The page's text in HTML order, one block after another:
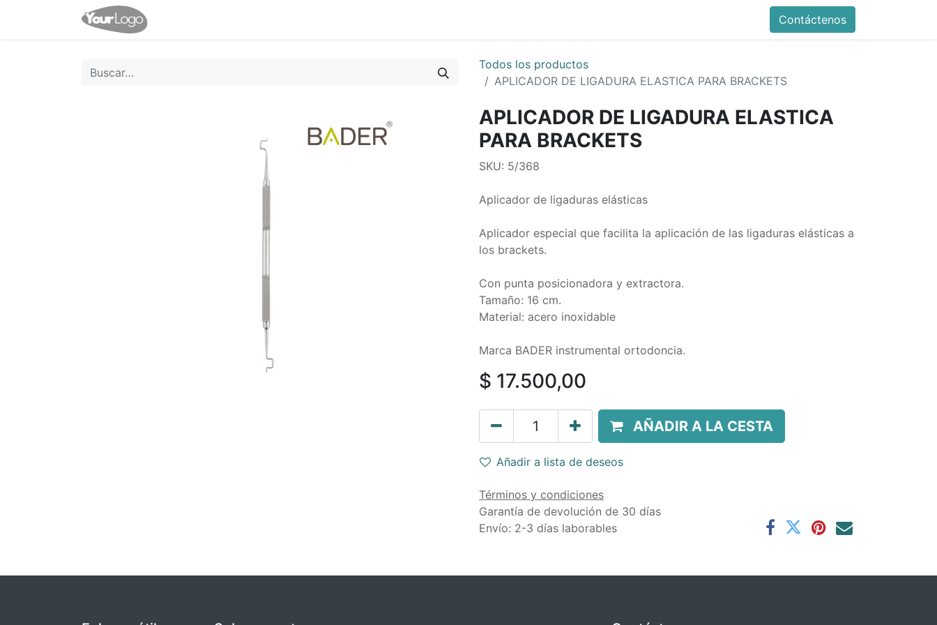
Contáctenos
Todos los productos
APLICADOR DE LIGADURA ELASTICA PARA BRACKETS
APLICADOR DE LIGADURA ELASTICA
PARA BRACKETS
SKU: 5/368
Aplicador de ligaduras elásticas
Aplicador especial que facilita la aplicación de las ligaduras elásticas a
los brackets.
Con punta posicionadora y extractora.
Tamaño: 16 cm.
Material: acero inoxidable
Marca BADER instrumental ortodoncia.
$ 17.500,00
AÑADIR A LA CESTA
Añadir a lista de deseos
Términos y condiciones
Garantía de devolución de 30 días
Envío: 2-3 días laborables